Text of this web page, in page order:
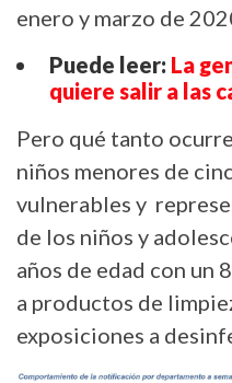
enero y marzo de
Puede leer: La
quiere salir a las
Pero qué tanto
niños menores de
vulnerables y
de los niños y
años de edad con un
a productos de
exposiciones a